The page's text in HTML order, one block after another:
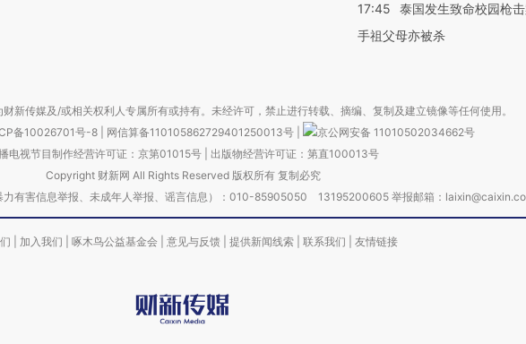
17:45
泰国发生致命校园枪
手祖父母亦被杀
新传媒及/或相关权利人专属所有或持有。未经许可，禁止进行转载、摘编、复制及建立镜像等任何使用。
备10026701号-8 网信算备110105862729401250013号
京公网安备 11010502034662号
电视节目制作经营许可证：京第01015号| 出版物经营许可证：第直100013号
Copyright 财新网 All Rights Reserved 版权所有 复制必究
力有害信息举报、未成年人举报、谣言信息）：010-85905050 13195200605 举报邮箱：
加入我们 啄木鸟公益基金会 意见与反馈 提供新闻线索 联系我们 友情链接